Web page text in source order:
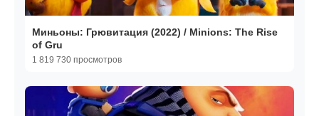
Миньоны: Грювитация (2022) / Minions: The Rise
of Gru
1 819 730 просмотров